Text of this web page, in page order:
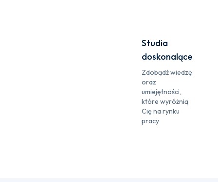
Studia
doskonalące
Zdobądź wiedzę
oraz
umiejętności,
które wyróżnią
Cię na rynku
pracy